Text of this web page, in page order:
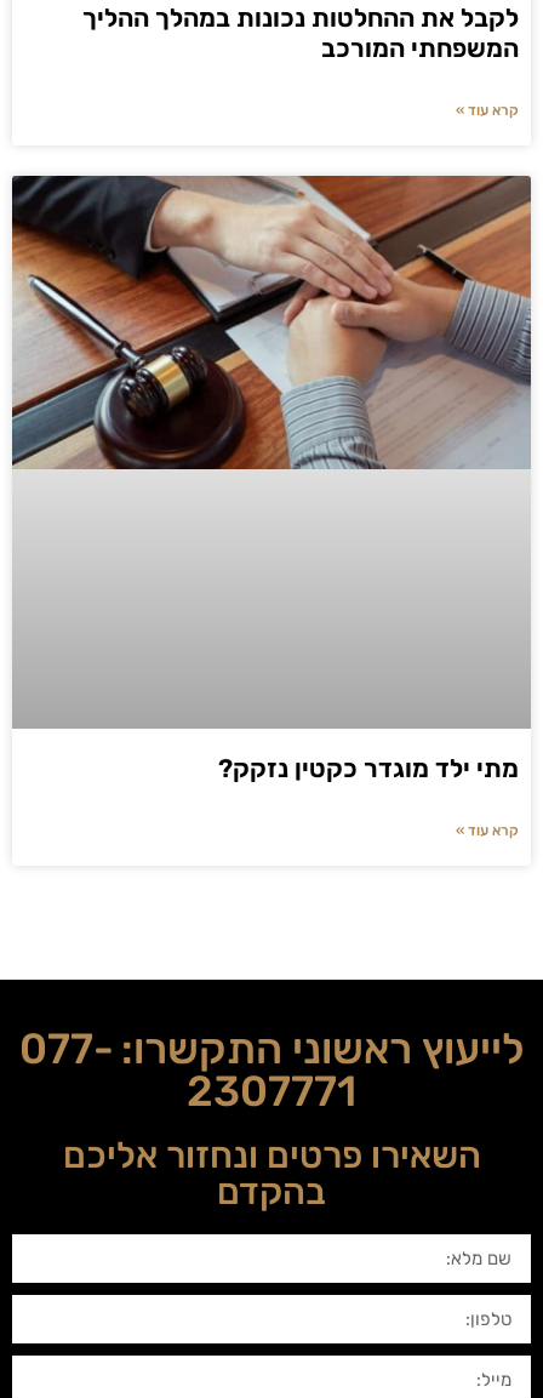
לקבל את ההחלטות נכונות במהלך ההליך
המשפחתי המורכב
קרא עוד »
מתי ילד מוגדר כקטין נזקק?
קרא עוד »
לייעוץ ראשוני התקשרו:077-
2307771
השאירו פרטים ונחזור אליכם
בהקדם